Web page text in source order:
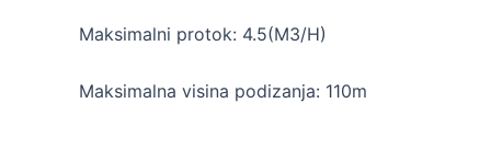
Maksimalni protok: 4.5(M3/H)
Maksimalna visina podizanja: 110m